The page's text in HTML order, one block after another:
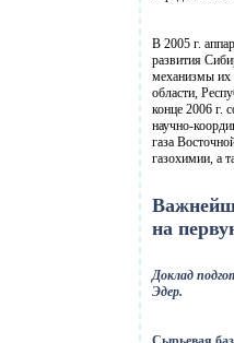
В 2005 г.
развития
механизмы их
области,
конце 2006 г.
научно-
газа
газохимии, а
на
Доклад
Эдер.